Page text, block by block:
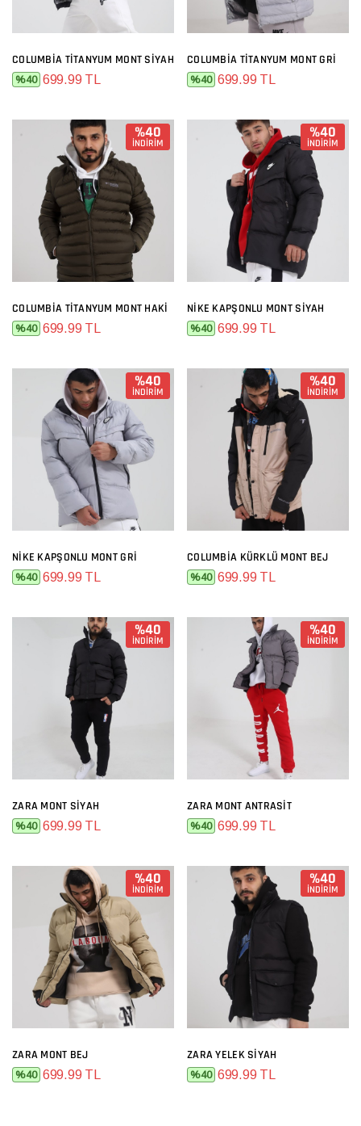
COLUMBIA TITANYUM MONT SIYAH
%40 699.99 TL
COLUMBIA TITANYUM MONT GRI
%40 699.99 TL
%40
İNDİRİM
COLUMBIA TITANYUM MONT HAKI
%40 699.99 TL
%40
İNDİRİM
NIKE KAPŞONLU MONT SIYAH
%40 699.99 TL
%40
İNDİRİM
NIKE KAPŞONLU MONT GRI
%40 699.99 TL
%40
İNDİRİM
COLUMBIA KÜRKLÜ MONT BEJ
%40 699.99 TL
%40
İNDİRİM
ZARA MONT SIYAH
%40 699.99 TL
%40
İNDİRİM
ZARA MONT ANTRASIT
%40 699.99 TL
%40
İNDİRİM
ZARA MONT BEJ
%40 699.99 TL
%40
İNDİRİM
ZARA YELEK SIYAH
%40 699.99 TL